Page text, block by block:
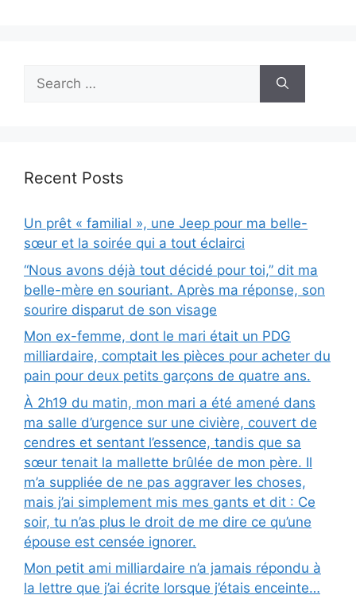
Search
for:
Recent Posts
Un prêt « familial », une Jeep pour ma belle-
sœur et la soirée qui a tout éclairci
“Nous avons déjà tout décidé pour toi,” dit ma
belle-mère en souriant. Après ma réponse, son
sourire disparut de son visage
Mon ex-femme, dont le mari était un PDG
milliardaire, comptait les pièces pour acheter du
pain pour deux petits garçons de quatre ans.
À 2h19 du matin, mon mari a été amené dans
ma salle d’urgence sur une civière, couvert de
cendres et sentant l’essence, tandis que sa
sœur tenait la mallette brûlée de mon père. Il
m’a suppliée de ne pas aggraver les choses,
mais j’ai simplement mis mes gants et dit : Ce
soir, tu n’as plus le droit de me dire ce qu’une
épouse est censée ignorer.
Mon petit ami milliardaire n’a jamais répondu à
la lettre que j’ai écrite lorsque j’étais enceinte…